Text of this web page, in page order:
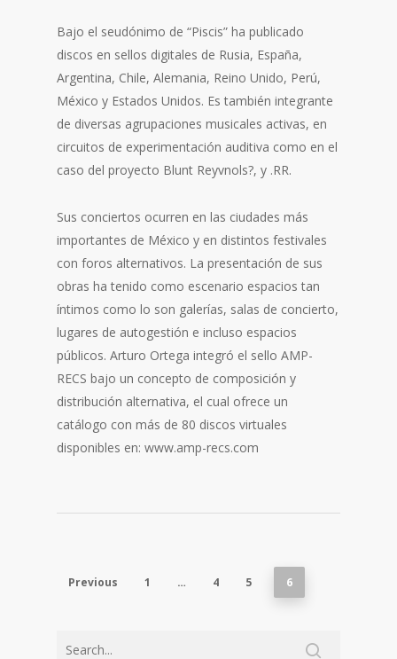
Bajo el seudónimo de “Piscis” ha publicado
discos en sellos digitales de Rusia, España,
Argentina, Chile, Alemania, Reino Unido, Perú,
México y Estados Unidos. Es también integrante
de diversas agrupaciones musicales activas, en
circuitos de experimentación auditiva como en el
caso del proyecto Blunt Reyvnols?, y .RR.
Sus conciertos ocurren en las ciudades más
importantes de México y en distintos festivales
con foros alternativos. La presentación de sus
obras ha tenido como escenario espacios tan
íntimos como lo son galerías, salas de concierto,
lugares de autogestión e incluso espacios
públicos. Arturo Ortega integró el sello AMP-
RECS bajo un concepto de composición y
distribución alternativa, el cual ofrece un
catálogo con más de 80 discos virtuales
disponibles en: www.amp-recs.com
Previous 1 … 4 5 6